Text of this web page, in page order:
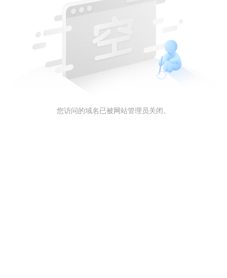
您访问的域名已被网站管理员关闭。